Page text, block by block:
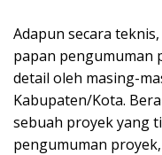
Adapun secara
papan pengumuman
detail oleh masing-
Kabupaten/Kota.
sebuah proyek yang
pengumuman